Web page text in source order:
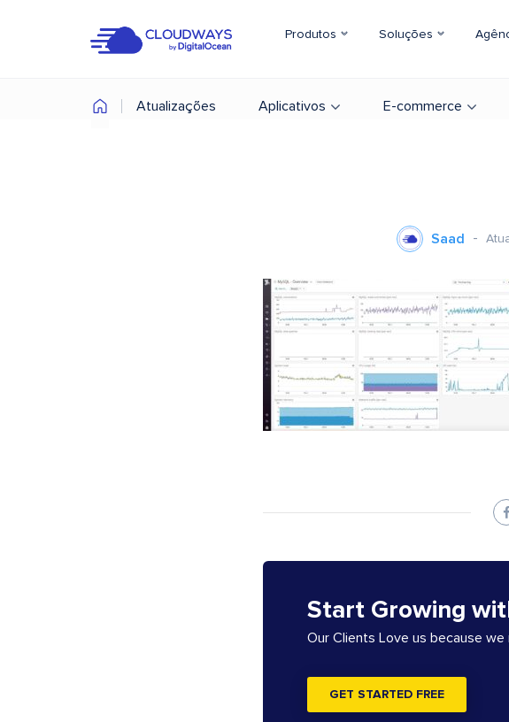
Produtos Soluções
Atualizações Aplicativos E-commerce
Saad
Start Growing
Our Clients Love us because
GET STARTED FREE